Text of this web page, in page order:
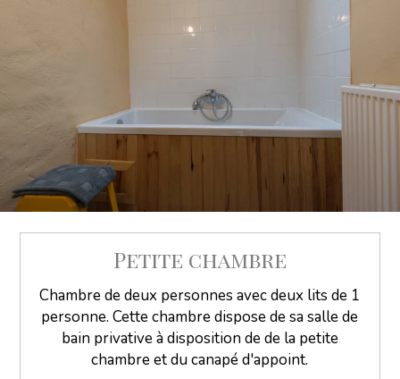
Petite chambre
Chambre de deux personnes avec deux lits de 1
personne. Cette chambre dispose de sa salle de
bain privative à disposition de de la petite
chambre et du canapé d'appoint.